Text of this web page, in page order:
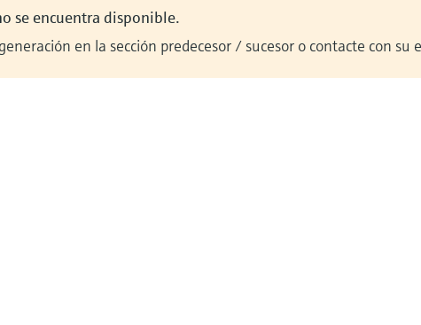
se encuentra disponible.
en la sección predecesor / sucesor o contacte con su